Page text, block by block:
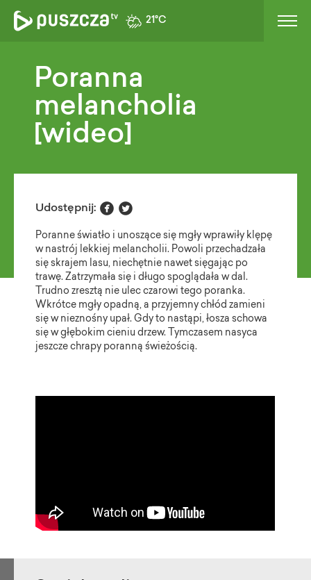
21°C
Poranna
melancholia
[wideo]
Udostępnij:  
Poranne światło i unoszące się mgły wprawiły klępę
w nastrój lekkiej melancholii. Powoli przechadzała
się skrajem lasu, niechętnie nawet sięgając po
trawę. Zatrzymała się i długo spoglądała w dal.
Trudno zresztą nie ulec czarowi tego poranka.
Wkrótce mgły opadną, a przyjemny chłód zamieni
się w nieznośny upał. Gdy to nastąpi, łosza schowa
się w głębokim cieniu drzew. Tymczasem nasyca
jeszcze chrapy poranną świeżością.